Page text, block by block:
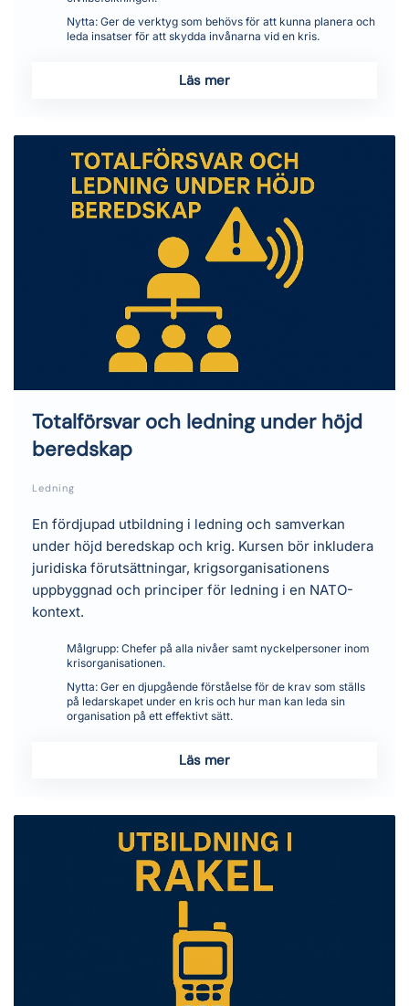
Nytta:Ger de verktyg som behövs för att kunna planera och
leda insatser för att skydda invånarna vid en kris.
Läs mer
Totalförsvar och ledning under höjd
beredskap
Ledning
En fördjupad utbildning i ledning och samverkan
under höjd beredskap och krig. Kursen bör inkludera
juridiska förutsättningar, krigsorganisationens
uppbyggnad och principer för ledning i en NATO-
kontext.
Målgrupp:Chefer på alla nivåer samt nyckelpersoner inom
krisorganisationen.
Nytta:Ger en djupgående förståelse för de krav som ställs
på ledarskapet under en kris och hur man kan leda sin
organisation på ett effektivt sätt.
Läs mer